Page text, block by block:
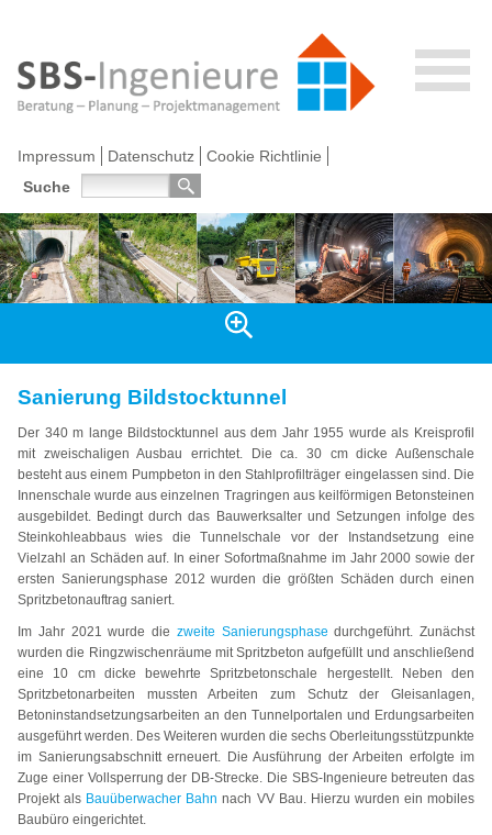
Impressum Datenschutz
Cookie Richtlinie
Suche
Sanierung Bildstocktunnel
Der 340 m lange Bildstocktunnel aus dem Jahr 1955 wurde als Kreisprofil
mit zweischaligen Ausbau errichtet. Die ca. 30 cm dicke Außenschale
besteht aus einem Pumpbeton in den Stahlprofilträger eingelassen sind. Die
Innenschale wurde aus einzelnen Tragringen aus keilförmigen Betonsteinen
ausgebildet. Bedingt durch das Bauwerksalter und Setzungen infolge des
Steinkohleabbaus wies die Tunnelschale vor der Instandsetzung eine
Vielzahl an Schäden auf. In einer Sofortmaßnahme im Jahr 2000 sowie der
ersten Sanierungsphase 2012 wurden die größten Schäden durch einen
Spritzbetonauftrag saniert.
Im Jahr 2021 wurde die zweite Sanierungsphase durchgeführt. Zunächst
wurden die Ringzwischenräume mit Spritzbeton aufgefüllt und anschließend
eine 10 cm dicke bewehrte Spritzbetonschale hergestellt. Neben den
Spritzbetonarbeiten mussten Arbeiten zum Schutz der Gleisanlagen,
Betoninstandsetzungsarbeiten an den Tunnelportalen und Erdungsarbeiten
ausgeführt werden. Des Weiteren wurden die sechs Oberleitungsstützpunkte
im Sanierungsabschnitt erneuert. Die Ausführung der Arbeiten erfolgte im
Zuge einer Vollsperrung der DB-Strecke. Die SBS-Ingenieure betreuten das
Projekt als Bauüberwacher Bahn nach VV Bau. Hierzu wurden ein mobiles
Baubüro eingerichtet.